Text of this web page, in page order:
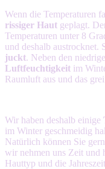
Wenn die Temperaturen
rissiger Haut geplagt.
Temperaturen unter 8
und deshalb austrocknet.
juckt. Neben den
Luftfeuchtigkeit im
Raumluft aus und das
Wir haben deshalb einige
im Winter geschmeidig
Natürlich können Sie
wir nehmen uns Zeit und
Hauttyp und die